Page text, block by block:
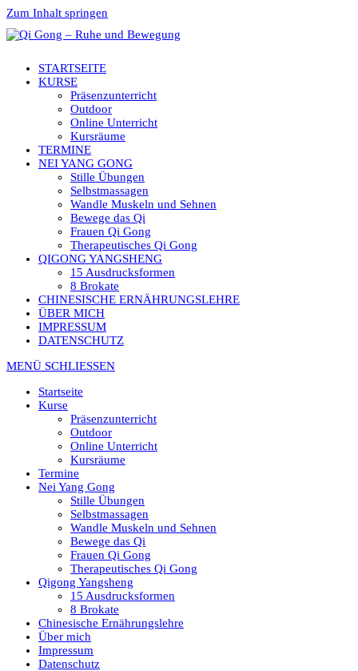
Zum Inhalt springen
STARTSEITE
KURSE
Präsenzunterricht
Outdoor
Online Unterricht
Kursräume
TERMINE
NEI YANG GONG
Stille Übungen
Selbstmassagen
Wandle Muskeln und Sehnen
Bewege das Qi
Frauen Qi Gong
Therapeutisches Qi Gong
QIGONG YANGSHENG
15 Ausdrucksformen
8 Brokate
CHINESISCHE ERNÄHRUNGSLEHRE
ÜBER MICH
IMPRESSUM
DATENSCHUTZ
MENÜ SCHLIESSEN
Startseite
Kurse
Präsenzunterricht
Outdoor
Online Unterricht
Kursräume
Termine
Nei Yang Gong
Stille Übungen
Selbstmassagen
Wandle Muskeln und Sehnen
Bewege das Qi
Frauen Qi Gong
Therapeutisches Qi Gong
Qigong Yangsheng
15 Ausdrucksformen
8 Brokate
Chinesische Ernährungslehre
Über mich
Impressum
Datenschutz